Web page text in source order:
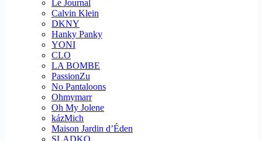
Le Journal
Calvin Klein
DKNY
Hanky Panky
YONI
CLO
LA BOMBE
PassionZu
No Pantaloons
Ohmymarr
Oh My Jolene
kázMich
Maison Jardin d’Éden
SLADKO